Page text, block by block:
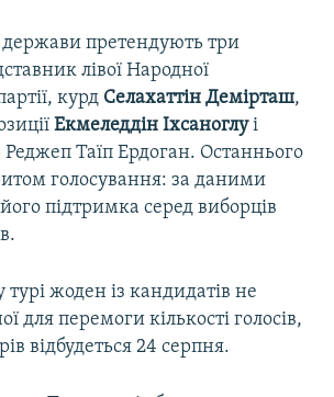
держави претендують три
лівої Народної
курд Селахаттін Демірташ,
Екмеледдін Іхсаноглуі
Реджеп Таїп Ердоган. Останнього
голосування: за даними
підтримка серед виборців
жоден із кандидатів не
для перемоги кількості голосів,
відбудеться 24 серпня.